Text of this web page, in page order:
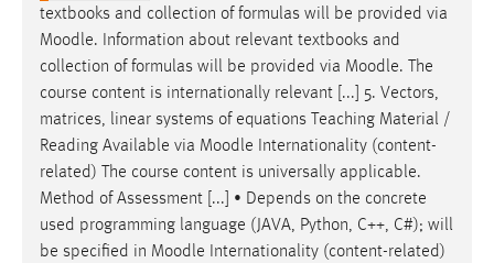
textbooks and collection of formulas will be provided via
Moodle. Information about relevant textbooks and
collection of formulas will be provided via Moodle. The
course content is internationally relevant [...] 5. Vectors,
matrices, linear systems of equations Teaching Material /
Reading Available via Moodle Internationality (content-
related) The course content is universally applicable.
Method of Assessment [...] • Depends on the concrete
used programming language (JAVA, Python, C++, C#); will
be specified in Moodle Internationality (content-related)
Zweck:
Wird benötigt um die Chatfunktion nutzen zu können.
Cookie Laufzeit:
MibewSessionID, mibew-chat-frame-style-
5e9dbeb1811c0446 = Sitzungslaufzeit, mibew_locale = 3
Jahre, MIBEW_UserID = 1 Jahr
Login